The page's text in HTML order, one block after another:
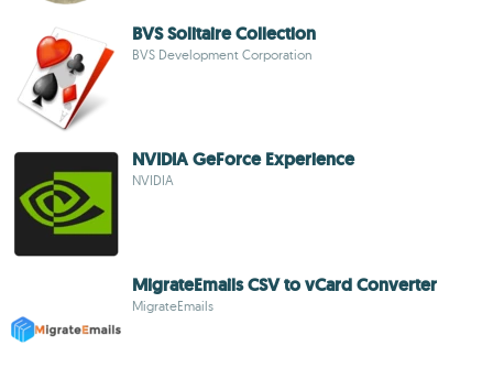
BVS Solitaire Collection
BVS Development Corporation
NVIDIA GeForce Experience
NVIDIA
MigrateEmails CSV to vCard Converter
MigrateEmails